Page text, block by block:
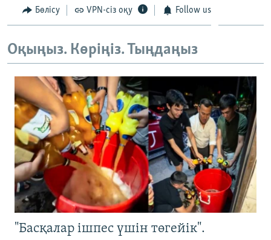
Бөлісу VPN-сіз оқу Follow us
Оқыңыз. Көріңіз. Тыңдаңыз
"Басқалар ішпес үшін төгейік".